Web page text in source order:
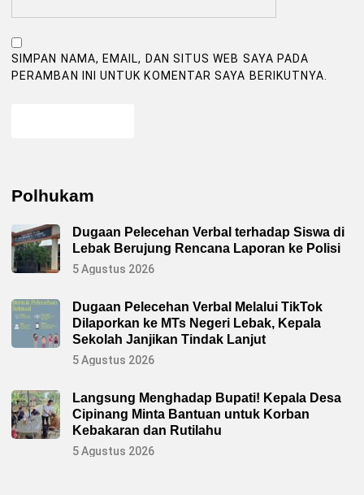
SIMPAN NAMA, EMAIL, DAN SITUS WEB SAYA PADA
PERAMBAN INI UNTUK KOMENTAR SAYA BERIKUTNYA.
Polhukam
Dugaan Pelecehan Verbal terhadap Siswa di
Lebak Berujung Rencana Laporan ke Polisi
5 Agustus 2026
Dugaan Pelecehan Verbal Melalui TikTok
Dilaporkan ke MTs Negeri Lebak, Kepala
Sekolah Janjikan Tindak Lanjut
5 Agustus 2026
Langsung Menghadap Bupati! Kepala Desa
Cipinang Minta Bantuan untuk Korban
Kebakaran dan Rutilahu
5 Agustus 2026